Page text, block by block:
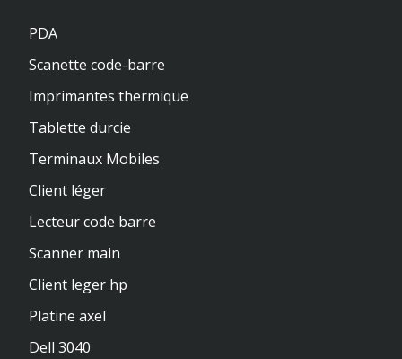
PDA
Scanette code-barre
Imprimantes thermique
Tablette durcie
Terminaux Mobiles
Client léger
Lecteur code barre
Scanner main
Client leger hp
Platine axel
Dell 3040